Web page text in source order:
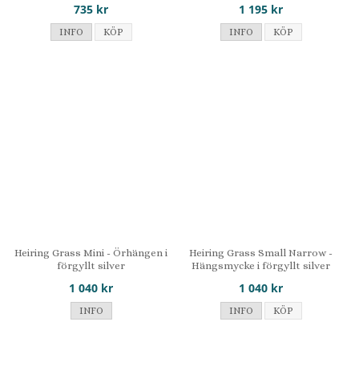
735 kr
INFO KÖP
1 195 kr
INFO KÖP
Heiring Grass Mini - Örhängen i
förgyllt silver
1 040 kr
INFO
Heiring Grass Small Narrow -
Hängsmycke i förgyllt silver
1 040 kr
INFO KÖP